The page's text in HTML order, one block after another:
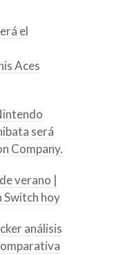
el
Aces
será
Company.
verano |
Switch hoy
análisis